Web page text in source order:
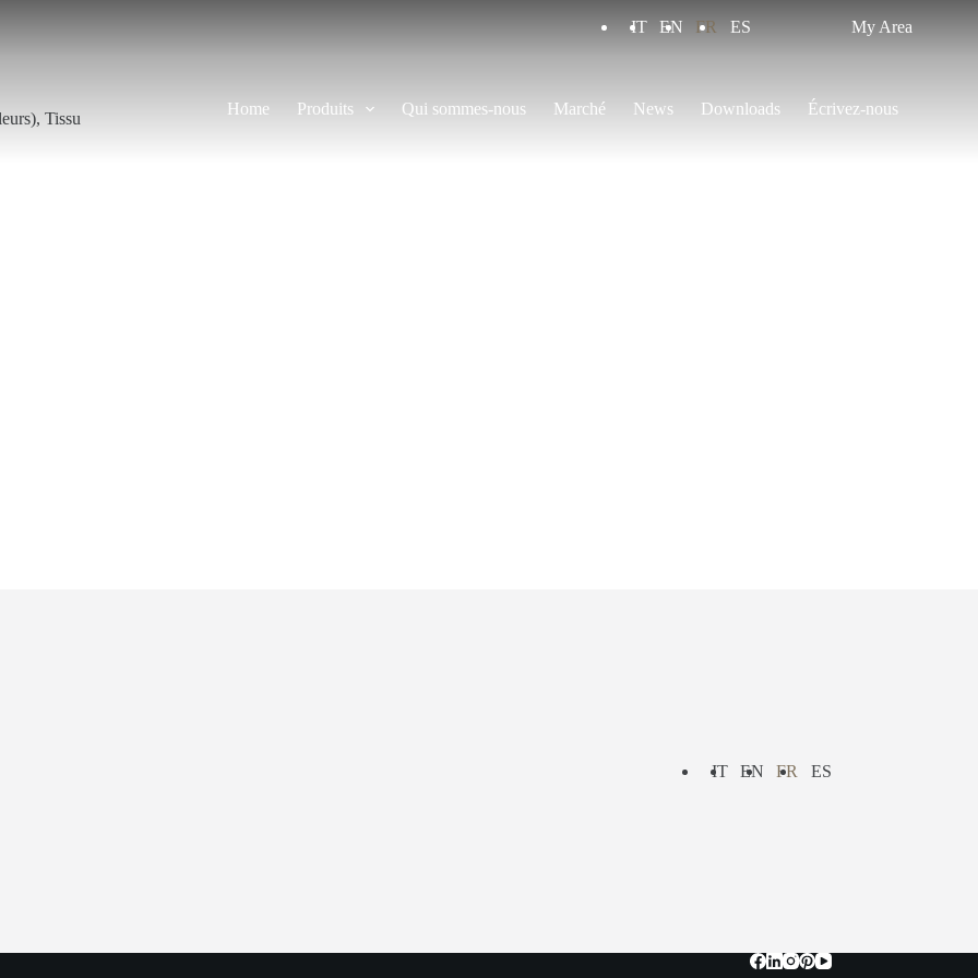
IT EN FR ES My Area
Home Produits Qui sommes-nous Marché News Downloads Écrivez-nous
, Tissu
IT EN FR ES